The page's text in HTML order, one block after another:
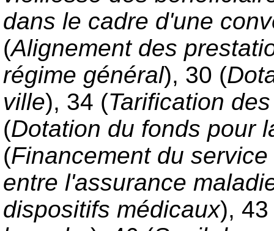
dans le cadre d'une
(Alignement des
régime général), 30 (
ville), 34 (Tarification
(Dotation du fonds pour
(Financement du
entre l'assurance
dispositifs médicaux), 43